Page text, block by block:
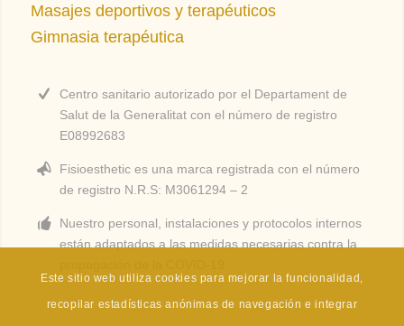
Masajes deportivos y terapéuticos
Gimnasia terapéutica
Centro sanitario autorizado por el Departament de
Salut de la Generalitat con el número de registro
E08992683
Fisioesthetic es una marca registradacon el número
de registro N.R.S: M3061294 – 2
Nuestro personal, instalaciones y protocolos internos
están adaptados a las medidas necesarias contra la
Este sitio web utiliza cookies para mejorar la funcionalidad,
recopilar estadísticas anónimas de navegación e integrar